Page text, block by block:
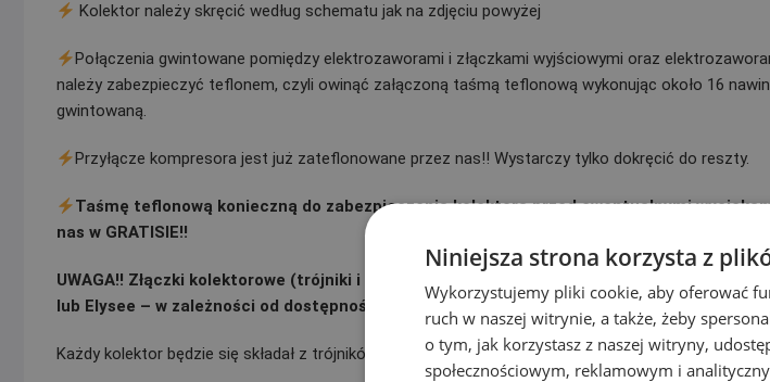
Kolektor należy skręcić według schematu jak na zdjęciu powyżej
Połączenia gwintowane pomiędzy elektrozaworami i złączkami wyjściowymi oraz
należy zabezpieczyć teflonem, czyli owinąć załączoną taśmą teflonową wykonując około 16
gwintowaną.
Przyłącze kompresora jest już zateflonowane przez nas!! Wystarczy tylko dokręcić do reszty.
Taśmę teflonową konieczną do zabezpieczenia kolektora przed ewentualnymi
nas w GRATISIE!!
UWAGA!! Złączki kolektorowe (trójniki i kolana) zastosowane w kolektorach są zawsze tej
lub Elysee – w zależności od dostępności)
Każdy kolektor będzie się składał z trójników i kolan tej samej firmy!!
Niniejsza strona korzysta z
Wykorzystujemy pliki cookie, aby oferować
ruch w naszej witrynie, a także, żeby
o tym, jak korzystasz z naszej witryny,
społecznościowym, reklamowym i